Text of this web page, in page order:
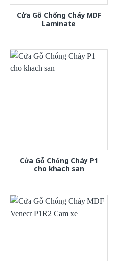
Cửa Gỗ Chống Cháy MDF
Laminate
Cửa Gỗ Chống Cháy P1
cho khach san